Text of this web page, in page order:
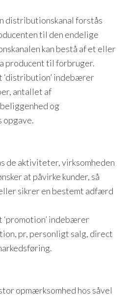
distributionskanal forstås
til den endelige
kan bestå af et eller
producent til forbruger.
‘distribution’ indebærer
antallet af
og
opgave.
de aktiviteter, virksomheden
at påvirke kunder, så
sikrer en bestemt adfærd
indebærer
pr, personligt salg, direct
opmærksomhed hos såvel